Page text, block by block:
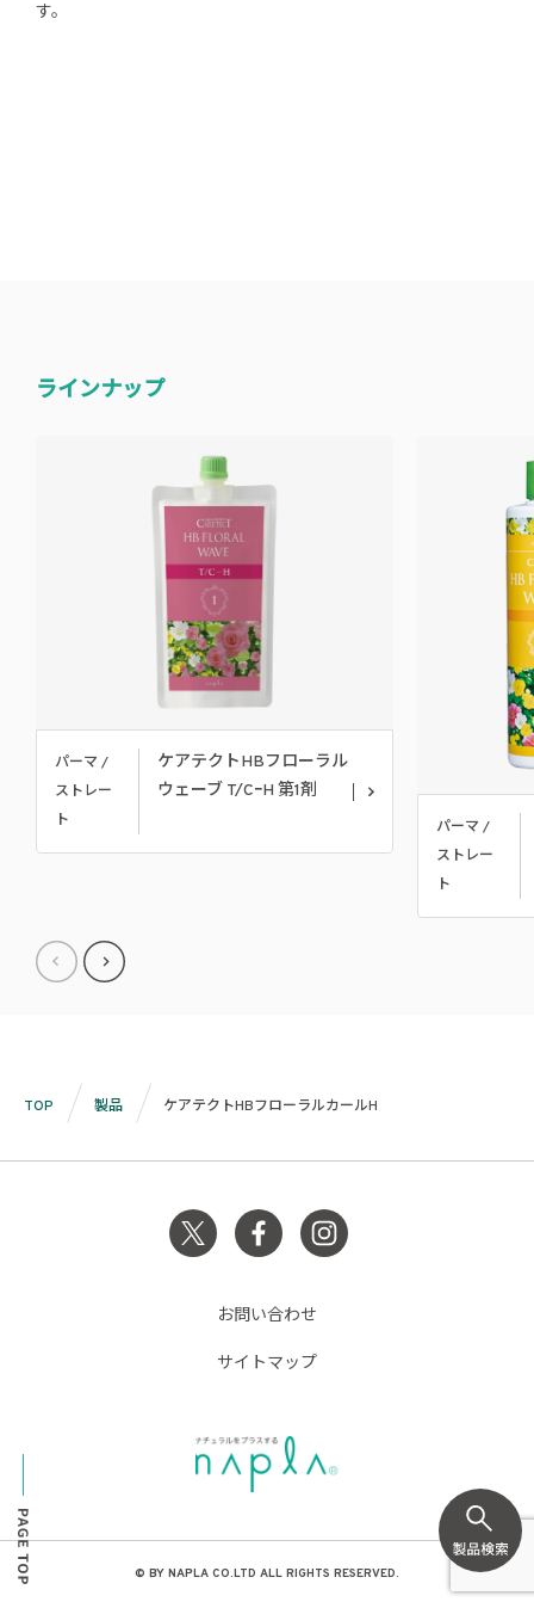
す。
ラインナップ
パーマ /
ストレー
ト
ケアテクトHBフローラル
ウェーブ T/CｰH 第1剤
パーマ /
ストレー
ト
TOP 製品 ケアテクトHBフローラルカールH
お問い合わせ
サイトマップ
© BY NAPLA CO.LTD ALL RIGHTS RESERVED.